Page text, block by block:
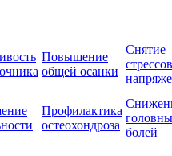
Повышение
общей осанки
Снятие
Профилактика
остеохондроза
болей